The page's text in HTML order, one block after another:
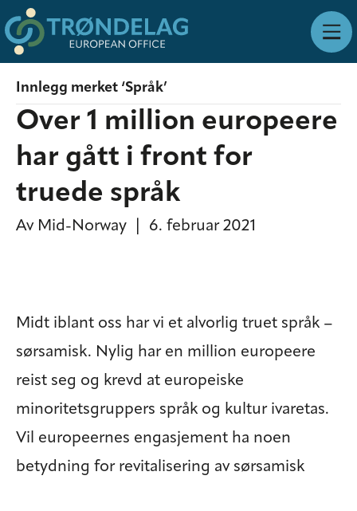
Innlegg merket ‘Språk’
Over 1 million europeere
har gått i front for
truede språk
Av Mid-Norway 6. februar 2021
Midt iblant oss har vi et alvorlig truet språk –
sørsamisk. Nylig har en million europeere
reist seg og krevd at europeiske
minoritetsgruppers språk og kultur ivaretas.
Vil europeernes engasjement ha noen
betydning for revitalisering av sørsamisk